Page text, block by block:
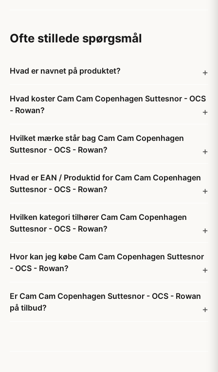
Ofte stillede spørgsmål
Hvad er navnet på produktet?
Hvad koster Cam Cam Copenhagen Suttesnor - OCS
- Rowan?
Hvilket mærke står bag Cam Cam Copenhagen
Suttesnor - OCS - Rowan?
Hvad er EAN / Produktid for Cam Cam Copenhagen
Suttesnor - OCS - Rowan?
Hvilken kategori tilhører Cam Cam Copenhagen
Suttesnor - OCS - Rowan?
Hvor kan jeg købe Cam Cam Copenhagen Suttesnor
- OCS - Rowan?
Er Cam Cam Copenhagen Suttesnor - OCS - Rowan
på tilbud?